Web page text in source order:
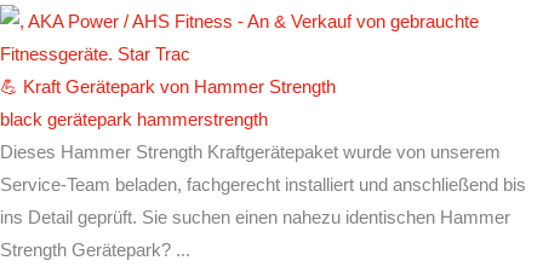
💪 Kraft Gerätepark von Hammer Strength
black gerätepark hammerstrength
Dieses Hammer Strength Kraftgerätepaket wurde von unserem
Service-Team beladen, fachgerecht installiert und anschließend bis
ins Detail geprüft. Sie suchen einen nahezu identischen Hammer
Strength Gerätepark? ...